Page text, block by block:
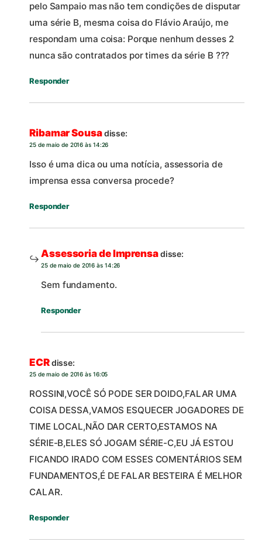
pelo Sampaio mas não tem condições de disputar
uma série B, mesma coisa do Flávio Araújo, me
respondam uma coisa: Porque nenhum desses 2
nunca são contratados por times da série B ???
Responder
Ribamar Sousadisse:
25 de maio de 2016 às 14:26
Isso é uma dica ou uma notícia, assessoria de
imprensa essa conversa procede?
Responder
Assessoria de Imprensadisse:
25 de maio de 2016 às 14:26
Sem fundamento.
Responder
ECRdisse:
25 de maio de 2016 às 16:05
ROSSINI,VOCÊ SÓ PODE SER DOIDO,FALAR UMA
COISA DESSA,VAMOS ESQUECER JOGADORES DE
TIME LOCAL,NÃO DAR CERTO,ESTAMOS NA
SÉRIE-B,ELES SÓ JOGAM SÉRIE-C,EU JÁ ESTOU
FICANDO IRADO COM ESSES COMENTÁRIOS SEM
FUNDAMENTOS,É DE FALAR BESTEIRA É MELHOR
CALAR.
Responder